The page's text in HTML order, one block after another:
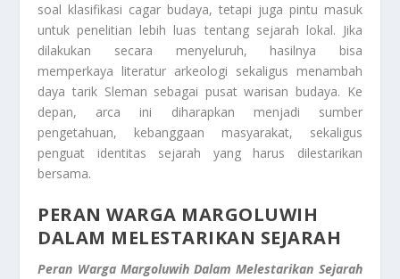
soal klasifikasi cagar budaya, tetapi juga pintu masuk
untuk penelitian lebih luas tentang sejarah lokal. Jika
dilakukan secara menyeluruh, hasilnya bisa
memperkaya literatur arkeologi sekaligus menambah
daya tarik Sleman sebagai pusat warisan budaya. Ke
depan, arca ini diharapkan menjadi sumber
pengetahuan, kebanggaan masyarakat, sekaligus
penguat identitas sejarah yang harus dilestarikan
bersama.
PERAN WARGA MARGOLUWIH
DALAM MELESTARIKAN SEJARAH
Peran Warga Margoluwih Dalam Melestarikan Sejarah